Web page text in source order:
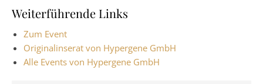
Weiterführende Links
Zum Event
Originalinserat von Hypergene GmbH
Alle Events von Hypergene GmbH